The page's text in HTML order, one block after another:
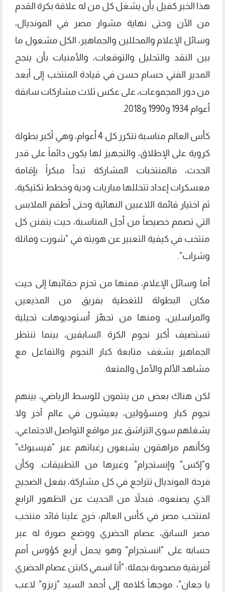
هذا الخبر كفيل بأن يشغل كل من له علاقة بكرة القدم
من الآن وحتى نهاية مشوار مصر في المونديال،
وسائل الإعلام والمحللين والجماهير، الكل مشغول ما
بين النقد والتحليل والتوقعات، والأمنيات بأن ينجح
المدير الفني حسام حسن في قيادة المنتخب إلى أبعد
من دور المجموعات، على عكس ثلاث مشاركات سابقة
أعوام 1934 و1990 و2018.
كأس العالم مناسبة تتكرر كل 4 أعوام، وهي أكبر بطولة
كروية على الإطلاق، والتجهيز لها يكون دائماً على قدر
الحدث، فالمنتخبات المشاركة تبدأ مبكراً بإقامة
معسكرات إعداد تتخللها مباريات ودية وخطط تكتيكية،
ثم اختيار قائمة اللاعبين النهائية وحتى أطقم الملابس
التي تصمم خصيصاً من أجل المناسبة، حيث يتفنن كل
منتخب في كيفية التعبير عن هويته في "شورت وفانلة
وشراب".
أما وسائل الإعلام، فمنها من تحزم حقائبها إلى حيث
مكان البطولة للتغطية بفريق من المذيعين
والمراسلين، ومنها من تجهّز أستوديوهات تحيلية
تستضيف أكبر نجوم الكرة السابقين، بينما تنتظر
الجماهير بشغف متابعة كبار النجوم والتفاعل مع
مشاهد الألم والأمل والمتعة.
لكن هناك بعض من ينتمون للوسط الرياضي، بينهم
نجوم كبار ومسؤولين، يعيشون في عالم آخر ولا
يشغلهم سوى التراشق عبر مواقع التواصل الاجتماعي،
وكأنهم مراهقون يشبعون رغباتهم عبر "فيسبوك"
و"إكس" وإنستجرام" وغيرها من التطبيقات. وكأن
فرحة المونديال تتراجع في كل مشاركة، بفعل الضجيج
الذي يصنعوه، فبدلاً من الحديث عن الظهور الرابع
لمنتخب مصر في كأس العالم، خرج علينا قائد منتخب
مصر السابق، عصام الحضري ووضع صورة له عبر
حسابه على "انستجرام" وهو يحمل أربع كؤوس أمم
أفريقية مصحوبة بجملة: "أنا اسمي كابتن عصام الحضري
يا جعان"، موجهاً كلامه إلى أحمد السيد "زيزو" لاعب